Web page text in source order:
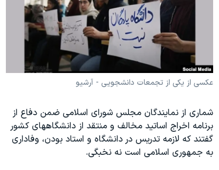
فرهنگ و زندگی
اقتصادی
علم و فناوری
اسرائیل در جنگ
آرشیو پخش زنده
انتخابات ریاست جمهوری آمریکا ۲۰۲۴
حمله جمهوری اسلامی به اسرائیل
رمز مهسا
ورزش زنان در ایران
مجموعه مستندهای دادخواهی
تریبونال مردمی آبان ۹۸
دادگاه حمید نوری
زبانهای مختلف
عکسی از یکی از تجمعات دانشجویی - آرشیو
شماری از نمایندگان مجلس شورای اسلامی ضمن دفاع از
برنامه اخراج اساتید مخالف و منتقد از دانشگاههای کشور
گفتند که لازمه تدریس در دانشگاه و استاد بودن، وفاداری
به جمهوری اسلامی است نه نخبگی.